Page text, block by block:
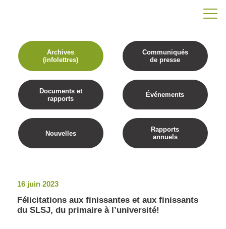
Archives
(infolettres)
Communiqués
de presse
Documents et
rapports
Événements
Nouvelles
Rapports
annuels
16 juin 2023
Félicitations aux finissantes et aux finissants
du SLSJ, du primaire à l’université!